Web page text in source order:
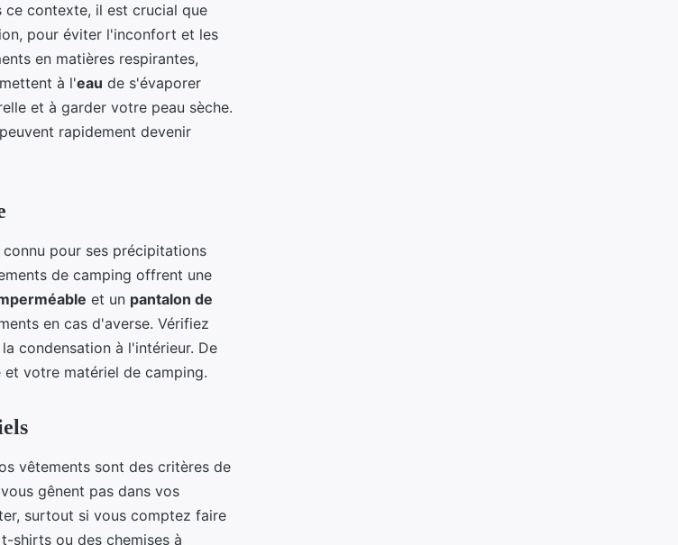
ce contexte, il est crucial que
pour éviter l'inconfort et les
en matières respirantes,
à l'eau de s'évaporer
et à garder votre peau sèche.
rapidement devenir
pour ses précipitations
de camping offrent une
et un pantalon de
en cas d'averse. Vérifiez
condensation à l'intérieur. De
votre matériel de camping.
vêtements sont des critères de
gênent pas dans vos
surtout si vous comptez faire
shirts ou des chemises à